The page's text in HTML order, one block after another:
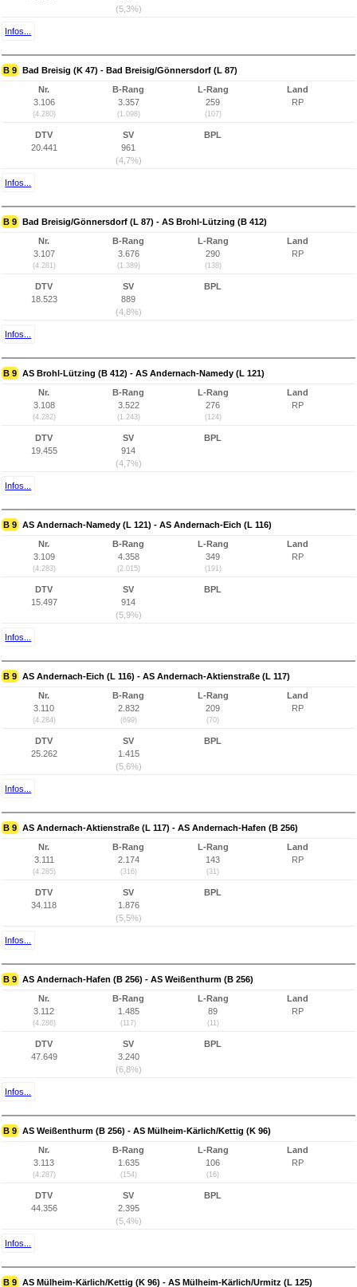
(5,3%)
Infos...
B 9 Bad Breisig (K 47) - Bad Breisig/Gönnersdorf (L 87)
Nr.
3.106
(4.280)
B-Rang
3.357
(1.098)
L-Rang
259
(107)
Land
RP
DTV
20.441
SV
961
(4,7%)
BPL
Infos...
B 9 Bad Breisig/Gönnersdorf (L 87) - AS Brohl-Lützing (B 412)
Nr.
3.107
(4.281)
B-Rang
3.676
(1.389)
L-Rang
290
(138)
Land
RP
DTV
18.523
SV
889
(4,8%)
BPL
Infos...
B 9 AS Brohl-Lützing (B 412) - AS Andernach-Namedy (L 121)
Nr.
3.108
(4.282)
B-Rang
3.522
(1.243)
L-Rang
276
(124)
Land
RP
DTV
19.455
SV
914
(4,7%)
BPL
Infos...
B 9 AS Andernach-Namedy (L 121) - AS Andernach-Eich (L 116)
Nr.
3.109
(4.283)
B-Rang
4.358
(2.015)
L-Rang
349
(191)
Land
RP
DTV
15.497
SV
914
(5,9%)
BPL
Infos...
B 9 AS Andernach-Eich (L 116) - AS Andernach-Aktienstraße (L 117)
Nr.
3.110
(4.284)
B-Rang
2.832
(699)
L-Rang
209
(70)
Land
RP
DTV
25.262
SV
1.415
(5,6%)
BPL
Infos...
B 9 AS Andernach-Aktienstraße (L 117) - AS Andernach-Hafen (B 256)
Nr.
3.111
(4.285)
B-Rang
2.174
(316)
L-Rang
143
(31)
Land
RP
DTV
34.118
SV
1.876
(5,5%)
BPL
Infos...
B 9 AS Andernach-Hafen (B 256) - AS Weißenthurm (B 256)
Nr.
3.112
(4.286)
B-Rang
1.485
(117)
L-Rang
89
(11)
Land
RP
DTV
47.649
SV
3.240
(6,8%)
BPL
Infos...
B 9 AS Weißenthurm (B 256) - AS Mülheim-Kärlich/Kettig (K 96)
Nr.
3.113
(4.287)
B-Rang
1.635
(154)
L-Rang
106
(16)
Land
RP
DTV
44.356
SV
2.395
(5,4%)
BPL
Infos...
B 9 AS Mülheim-Kärlich/Kettig (K 96) - AS Mülheim-Kärlich/Urmitz (L 125)